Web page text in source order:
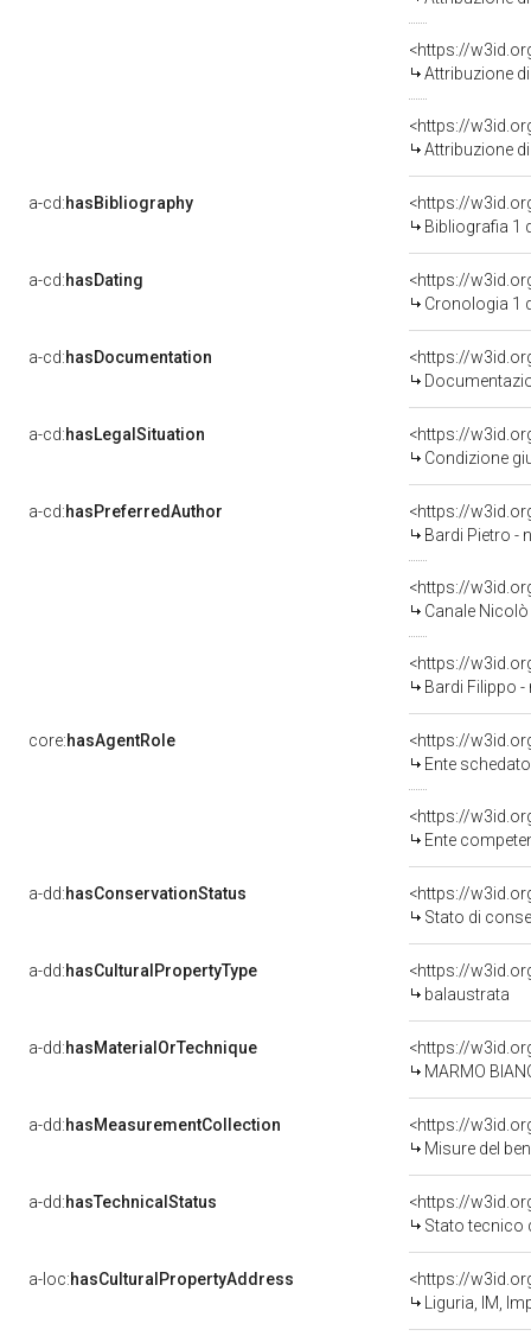
<https://
Attribuzione
<https://
Attribuzione
a-cd:hasBibliography
<https://
Bibliografia 1
a-cd:hasDating
<https://
Cronologia 1
a-cd:hasDocumentation
a-cd:hasLegalSituation
Condizione
a-cd:hasPreferredAuthor
<https://
Bardi Pietro -
<https://
Canale
<https://
Bardi Filippo
core:hasAgentRole
<https://
Ente schedatore
<https://
Ente competente
a-dd:hasConservationStatus
<https://
Stato di
a-dd:hasCulturalPropertyType
<https://
balaustrata
a-dd:hasMaterialOrTechnique
<https://
MARMO
a-dd:hasMeasurementCollection
<https://
Misure del
a-dd:hasTechnicalStatus
<https://
Stato tecnico
a-loc:hasCulturalPropertyAddress
<https://
Liguria, IM,